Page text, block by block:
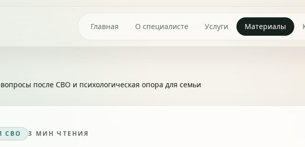
Главная О специалисте Услуги Материалы
после СВО и психологическая опора для семьи
СВО 3 МИН ЧТЕНИЯ